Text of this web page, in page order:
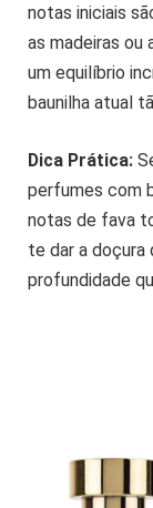
notas iniciais
as madeiras ou
um equilíbrio
baunilha atual
Dica Prática:
perfumes com
notas de fava
te dar a doçura
profundidade